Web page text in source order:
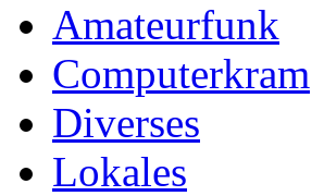
Amateurfunk
Computerkram
Diverses
Lokales